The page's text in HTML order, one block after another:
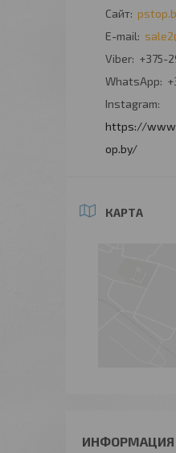
+375-
Instagram
https://
op.by/
КАРТА
ИНФОРМАЦИЯ